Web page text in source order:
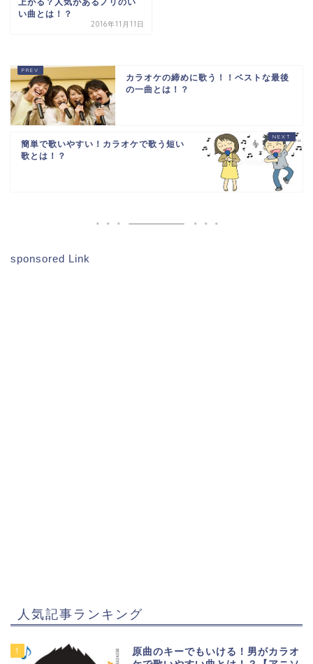
上がる？人気があるノリのい
い曲とは！？
2016年11月11日
カラオケの締めに歌う！！ベストな最後
の一曲とは！？
簡単で歌いやすい！カラオケで歌う短い
歌とは！？
sponsored Link
人気記事ランキング
1
原曲のキーでもいける！男がカラオ